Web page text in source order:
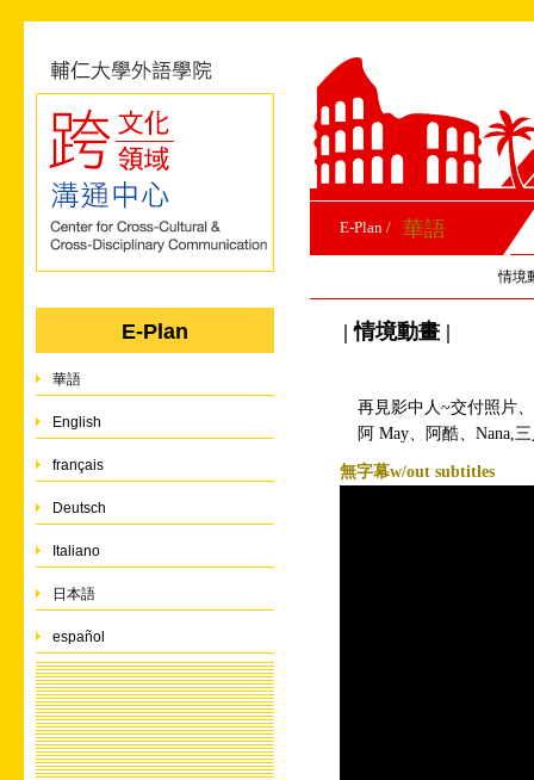
E-Plan
華語
English
français
Deutsch
Italiano
日本語
español
E-Plan / 華語
情境
| 情境動畫 |
再見影中人~交付照片
阿 May、阿酷、Nana,
無字幕w/out subtitles